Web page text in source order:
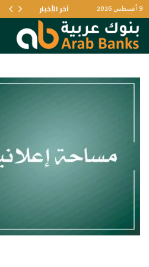
9 أغسطس 2026 آخر الأخبار البنكي